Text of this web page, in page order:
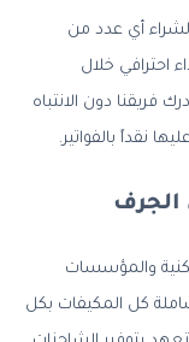
أي عدد من
احترافي خلال
فريقنا دون الانتباه
نقداً بالفواتير.
والمؤسسات
كل المكيفات بكل